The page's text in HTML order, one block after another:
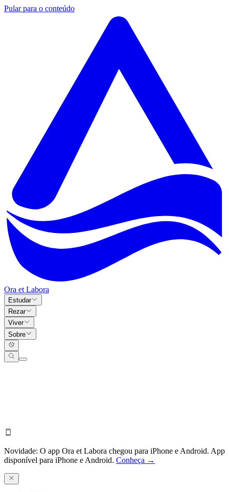
Pular para o conteúdo
Ora et Labora
Estudar
Rezar
Viver
Sobre
Novidade: O app Ora et Labora chegou para iPhone e Android. App
disponível para iPhone e Android. Conheça →